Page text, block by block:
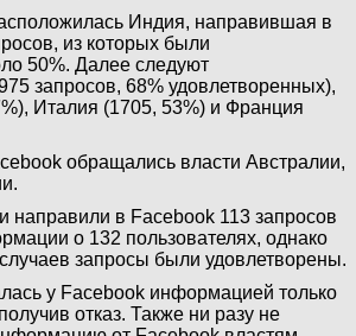
Индия, направившая в
из которых были
50%. Далее следуют
запросов, 68% удовлетворенных),
Италия (1705, 53%) и Франция
обращались власти Австралии,
направили в Facebook 113 запросов
о 132 пользователях, однако
запросы были удовлетворены.
у Facebook информацией только
отказ. Также ни разу не